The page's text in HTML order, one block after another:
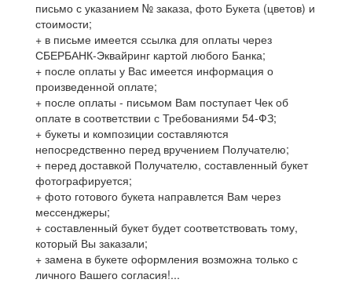
письмо с указанием № заказа, фото Букета (цветов) и
стоимости;
+ в письме имеется ссылка для оплаты через
СБЕРБАНК-Эквайринг картой любого Банка;
+ после оплаты у Вас имеется информация о
произведенной оплате;
+ после оплаты - письмом Вам поступает Чек об
оплате в соответствии с Требованиями 54-ФЗ;
+ букеты и композиции составляются
непосредственно перед вручением Получателю;
+ перед доставкой Получателю, составленный букет
фотографируется;
+ фото готового букета направлется Вам через
мессенджеры;
+ составленный букет будет соответствовать тому,
который Вы заказали;
+ замена в букете оформления возможна только с
личного Вашего согласия!...